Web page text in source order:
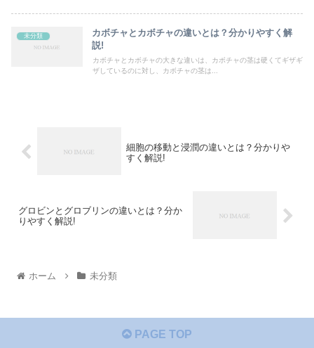
未分類
カボチャとカボチャの違いとは？分かりやすく解
説!
カボチャとカボチャの大きな違いは、カボチャの茎は硬くてギザギ
ザしているのに対し、カボチャの茎は...
細胞の移動と浸潤の違いとは？分かりや
すく解説!
グロビンとグロブリンの違いとは？分か
りやすく解説!
ホーム 未分類
PAGE TOP